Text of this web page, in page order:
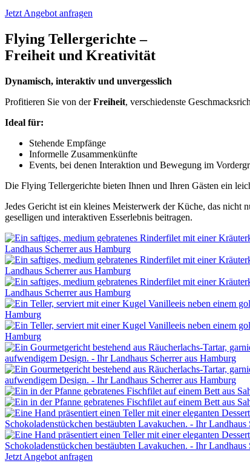
Jetzt Angebot anfragen
Flying Tellergerichte –
Freiheit und Kreativität
Dynamisch, interaktiv und unvergesslich
Profitieren Sie von derFreiheit, verschiedenste
Ideal für:
Stehende Empfänge
Informelle Zusammenkünfte
Events, bei denen Interaktion und Bewegung im
Die Flying Tellergerichte bieten Ihnen und Ihren Gästen ein
Jedes Gericht ist ein kleines Meisterwerk der Küche, das nicht
geselligen und interaktiven Esserlebnis beitragen.
Jetzt Angebot anfragen